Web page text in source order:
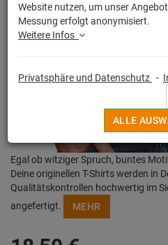
Egal ob witziger Spruch, buntes
Deine originellen T-Shirts werden in
Qualitätskontrollen hochwertig im
angefertigt.
MEHR
Website nutzen, um unser
Messung erfolgt anonymisiert.
Weitere Infos
Privatsphäre und Datenschutz -
ALLE